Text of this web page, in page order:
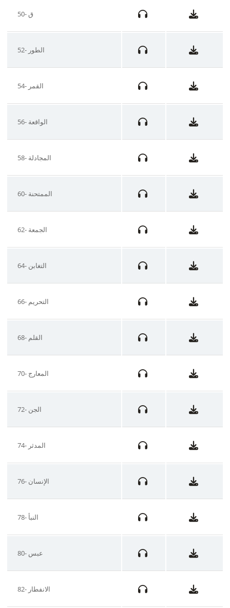
50- ق
52- الطور
54- القمر
56- الواقعة
58- المجادلة
60- الممتحنة
62- الجمعة
64- التغابن
66- التحريم
68- القلم
70- المعارج
72- الجن
74- المدثر
76- الإنسان
78- النبأ
80- عبس
82- الانفطار